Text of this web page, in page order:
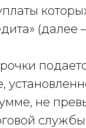
(далее
не
службы